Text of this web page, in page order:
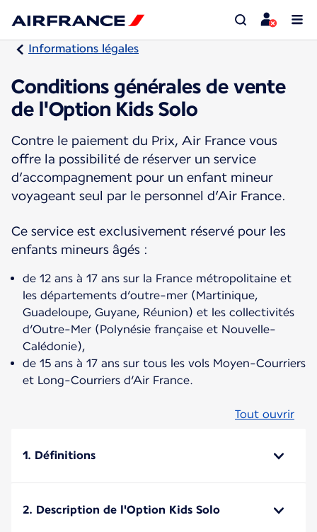
Informations légales
Conditions générales de vente
de l'Option Kids Solo
Contre le paiement du Prix, Air France vous
offre la possibilité de réserver un service
d’accompagnement pour un enfant mineur
voyageant seul par le personnel d’Air France.
Ce service est exclusivement réservé pour les
enfants mineurs âgés :
de 12 ans à 17 ans sur la France métropolitaine et
les départements d’outre-mer (Martinique,
Guadeloupe, Guyane, Réunion) et les collectivités
d’Outre-Mer (Polynésie française et Nouvelle-
Calédonie),
de 15 ans à 17 ans sur tous les vols Moyen-Courriers
et Long-Courriers d’Air France.
Tout ouvrir
1. Définitions
2. Description de l'Option Kids Solo